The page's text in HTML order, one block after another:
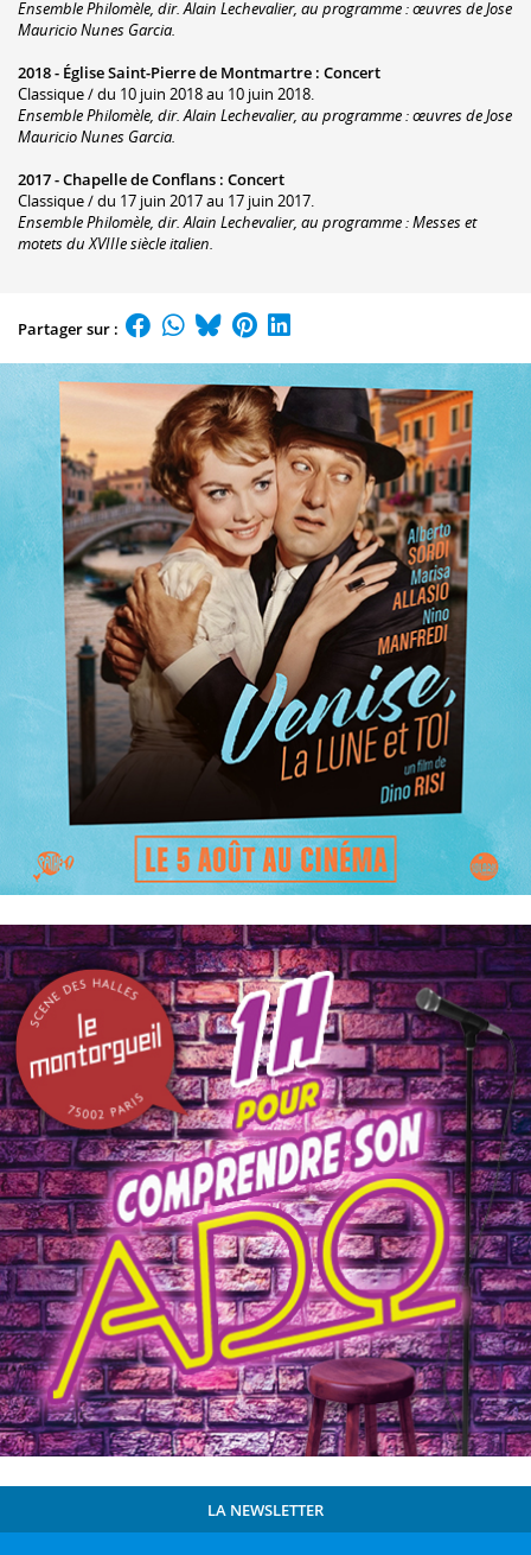
Ensemble Philomèle, dir. Alain Lechevalier, au programme : œuvres de Jose
Mauricio Nunes Garcia.
2018 - Église Saint-Pierre de Montmartre : Concert
Classique / du 10 juin 2018 au 10 juin 2018.
Ensemble Philomèle, dir. Alain Lechevalier, au programme : œuvres de Jose
Mauricio Nunes Garcia.
2017 -Chapelle de Conflans : Concert
Classique / du 17 juin 2017 au 17 juin 2017.
Ensemble Philomèle, dir. Alain Lechevalier, au programme : Messes et
motets du XVIIIe siècle italien.
Partager sur :
LA NEWSLETTER